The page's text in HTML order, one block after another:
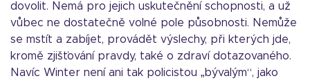
dovolit. Nemá pro jejich uskutečnění schopnosti, a už
vůbec ne dostatečně volné pole působnosti. Nemůže
se mstít a zabíjet, provádět výslechy, při kterých jde,
kromě zjišťování pravdy, také o zdraví dotazovaného.
Navíc Winter není ani tak policistou „bývalým“, jako